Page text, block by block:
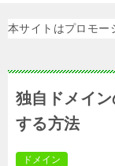
本サイトはプロモー
独自ドメイ
する方法
ドメイン